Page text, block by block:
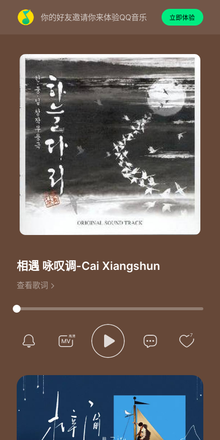
你的好友邀请你来体验QQ音乐 立即体验
相遇 咏叹调-Cai Xiangshun
查看歌词
7